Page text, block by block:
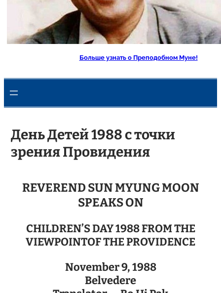
Больше узнать о Преподобном Муне!
День Детей 1988 с точки
зрения Провидения
REVEREND SUN MYUNG MOON
SPEAKS ON
CHILDREN’S DAY 1988 FROM THE
VIEWPOINTOF THE PROVIDENCE
November 9, 1988
Belvedere